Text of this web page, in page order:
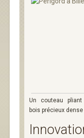
Un couteau
bois précieux